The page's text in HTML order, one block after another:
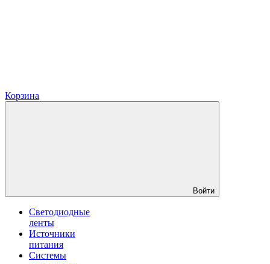
Корзина
Войти
Светодиодные
ленты
Источники
питания
Системы